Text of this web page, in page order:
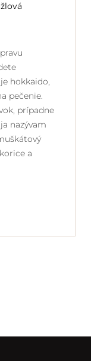
hokkaido,
pečenie.
prípadne
nazývam
a